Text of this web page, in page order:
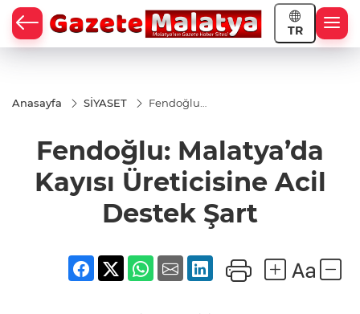
TR
Anasayfa SİYASET
Fendoğlu:
Üreticisine
Acil
Şart
Fendoğlu: Malatya’da
Kayısı Üreticisine Acil
Destek Şart